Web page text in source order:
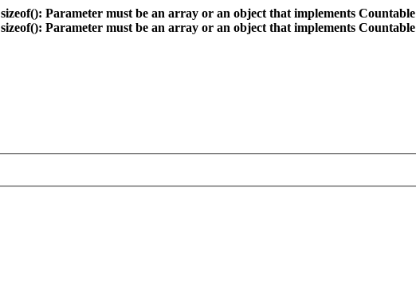
sizeof(): Parameter must be an array or an object that implements Countable
sizeof(): Parameter must be an array or an object that implements Countable